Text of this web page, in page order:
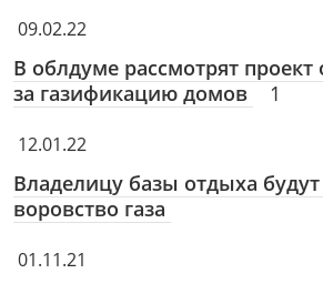
09.02.22
В облдуме рассмотрят
за газификацию домов
1
12.01.22
Владелицу базы отдыха будут
воровство газа
01.11.21